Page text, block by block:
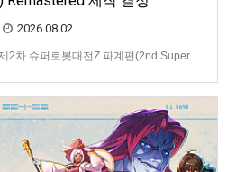
2026.08.02
2차 슈퍼로봇대전Z 파계편(2nd Super
2011년 PSP로 발매되었으며, 2012년